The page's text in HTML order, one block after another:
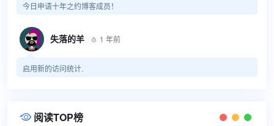
今日申请十年之约博客成员！
失落的羊  1 年前
启用新的访问统计.
 阅读TOP榜